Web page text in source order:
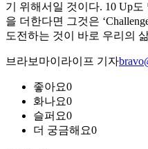
기 위해서일 것이다. 10 Up
을 더한다면 그것은
도전하는 것이 바로 우리의
브라보마이라이프 기자
좋아요0
화나요0
슬퍼요0
더 궁금해요0